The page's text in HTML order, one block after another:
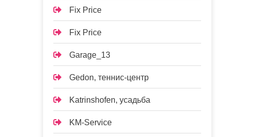
Fix Price
Fix Price
Garage_13
Gedon, теннис-центр
Katrinshofen, усадьба
KM-Service